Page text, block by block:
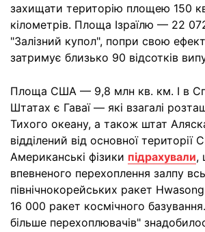
захищати територію площею 150
кілометрів. Площа Ізраїлю — 22
"Залізний купол", попри свою
затримує близько 90 відсотків
Площа США — 9,8 млн кв. км. І в
Штатах є Гаваї — які взагалі
Тихого океану, а також штат
відділений від основної
Американські фізики підрахували,
впевненого перехоплення залпу
північнокорейських ракет
16 000 ракет космічного
більше перехоплювачів"